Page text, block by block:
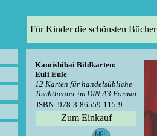
Für Kinder die schönsten Bücher
Kamishibai Bildkarten:
Euli Eule
12 Karten für handelsübliche
Tischtheater im DIN A3 Format
ISBN: 978-3-86559-115-9
Zum Einkauf